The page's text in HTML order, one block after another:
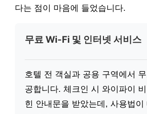
다는 점이 마음에 들었습니다.
무료 Wi-Fi 및 인터넷 서비스
호텔 전 객실과 공용 구역에서
공합니다. 체크인 시 와이파이
힌 안내문을 받았는데, 사용법이